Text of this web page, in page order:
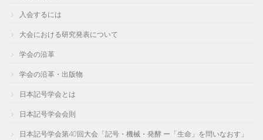
入会するには
大会における研究発表について
学会の沿革
学会の沿革・出版物
日本記号学会とは
日本記号学会会則
日本記号学会第40回大会「記号・機械・発酵 ー「生命」を問いなおす」